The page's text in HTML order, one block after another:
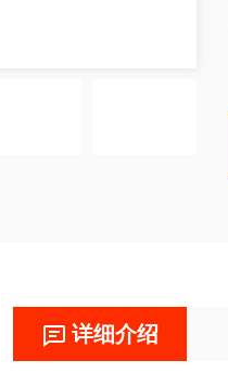
详细介绍